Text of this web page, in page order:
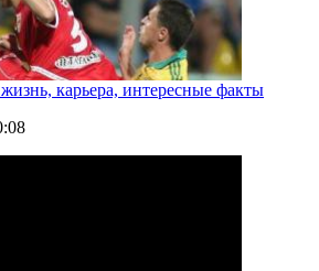
карьера, интересные факты